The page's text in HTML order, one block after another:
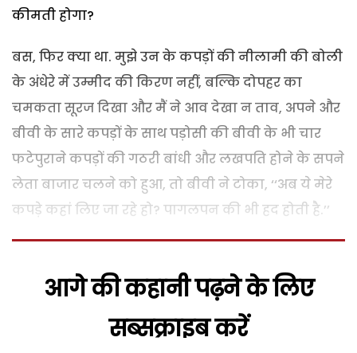
कीमती होगा?
बस, फिर क्या था. मुझे उन के कपड़ों की नीलामी की बोली
के अंधेरे में उम्मीद की किरण नहीं, बल्कि दोपहर का
चमकता सूरज दिखा और मैं ने आव देखा न ताव, अपने और
बीवी के सारे कपड़ों के साथ पड़ोसी की बीवी के भी चार
फटेपुराने कपड़ों की गठरी बांधी और लखपति होने के सपने
लेता बाजार चलने को हुआ, तो बीवी ने टोका, ‘‘अब ये मेरे
कपड़े कहां लिए जा रहे हो? पागलपन की भी हद होती है.’’
आगे की कहानी पढ़ने के लिए
सब्सक्राइब करें